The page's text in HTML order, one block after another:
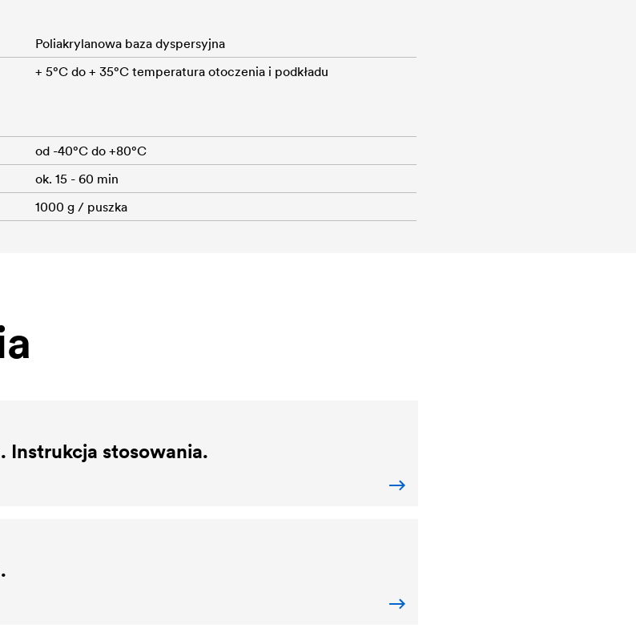
Poliakrylanowa baza dyspersyjna
+ 5°C do + 35°C temperatura otoczenia i podkładu
od -40°C do +80°C
ok. 15 - 60 min
1000 g / puszka
Instrukcja stosowania.